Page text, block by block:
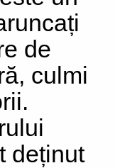
de
culmi
deținut